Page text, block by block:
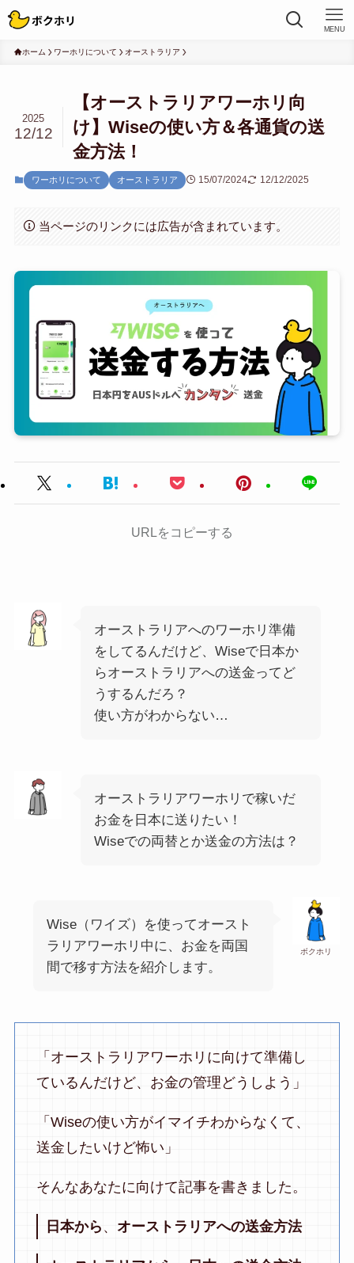
MENU
ホーム ワーホリについて オーストラリア
【オーストラリアワーホリ向
け】Wiseの使い方＆各通貨の送
金方法！
2025
12/12
ワーホリについて オーストラリア 15/07/2024 12/12/2025
当ページのリンクには広告が含まれています。
URLをコピーする
オーストラリアへのワーホリ準備
をしてるんだけど、Wiseで日本か
らオーストラリアへの送金ってど
うするんだろ？
使い方がわからない…
オーストラリアワーホリで稼いだ
お金を日本に送りたい！
Wiseでの両替とか送金の方法は？
ボクホリ
Wise（ワイズ）を使ってオースト
ラリアワーホリ中に、お金を両国
間で移す方法を紹介します。
「オーストラリアワーホリに向けて準備し
ているんだけど、お金の管理どうしよう」
「Wiseの使い方がイマイチわからなくて、
送金したいけど怖い」
そんなあなたに向けて記事を書きました。
日本から 、 オーストラリアへの送金方法